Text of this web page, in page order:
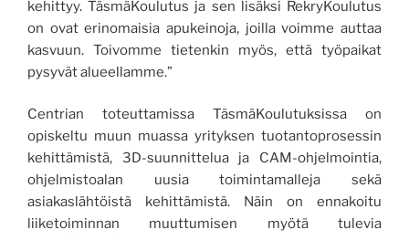
kehittyy. TäsmäKoulutus ja sen lisäksi RekryKoulutus
on ovat erinomaisia apukeinoja, joilla voimme auttaa
kasvuun. Toivomme tietenkin myös, että työpaikat
pysyvät alueellamme.”
Centrian toteuttamissa TäsmäKoulutuksissa on
opiskeltu muun muassa yrityksen tuotantoprosessin
kehittämistä, 3D-suunnittelua ja CAM-ohjelmointia,
ohjelmistoalan uusia toimintamalleja sekä
asiakaslähtöistä kehittämistä. Näin on ennakoitu
liiketoiminnan muuttumisen myötä tulevia